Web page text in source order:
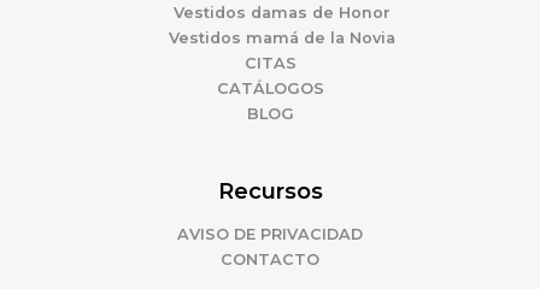
Vestidos damas de Honor
Vestidos mamá de la Novia
CITAS
CATÁLOGOS
BLOG
Recursos
AVISO DE PRIVACIDAD
CONTACTO